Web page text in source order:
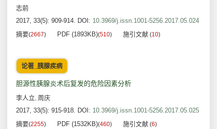
志前
2017, 33(5): 909-914. DOI: 10.3969/j.issn.1001-5256.2017.05.024
摘要(2667) PDF (1893KB)(510) 施引文献 (10)
论著_胰腺疾病
胆源性胰腺炎术后复发的危险因素分析
李人立, 周庆
2017, 33(5): 915-918. DOI: 10.3969/j.issn.1001-5256.2017.05.025
摘要(2255) PDF (1532KB)(460) 施引文献 (6)